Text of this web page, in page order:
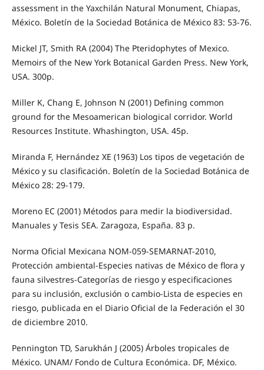
assessment in the Yaxchilán Natural Monument, Chiapas,
México. Boletín de la Sociedad Botánica de México 83: 53-76.
Mickel JT, Smith RA (2004) The Pteridophytes of Mexico.
Memoirs of the New York Botanical Garden Press. New York,
USA. 300p.
Miller K, Chang E, Johnson N (2001) Defining common
ground for the Mesoamerican biological corridor. World
Resources Institute. Whashington, USA. 45p.
Miranda F, Hernández XE (1963) Los tipos de vegetación de
México y su clasificación. Boletín de la Sociedad Botánica de
México 28: 29-179.
Moreno EC (2001) Métodos para medir la biodiversidad.
Manuales y Tesis SEA. Zaragoza, España. 83 p.
Norma Oficial Mexicana NOM-059-SEMARNAT-2010,
Protección ambiental-Especies nativas de México de flora y
fauna silvestres-Categorías de riesgo y especificaciones
para su inclusión, exclusión o cambio-Lista de especies en
riesgo, publicada en el Diario Oficial de la Federación el 30
de diciembre 2010.
Pennington TD, Sarukhán J (2005) Árboles tropicales de
México. UNAM/ Fondo de Cultura Económica. DF, México.